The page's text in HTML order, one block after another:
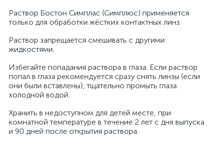
Раствор Бостон Симплас (Симплюс) применяется
только для обработки жёстких контактных линз.
Раствор запрещается смешивать с другими
жидкостями.
Избегайте попадания раствора в глаза. Если раствор
попал в глаза рекомендуется сразу снять линзы (если
они были вставлены), тщательно промыть глаза
холодной водой.
Хранить в недоступном для детей месте, при
комнатной температуре в течение 2 лет с дня выпуска
и 90 дней после открытия раствора.